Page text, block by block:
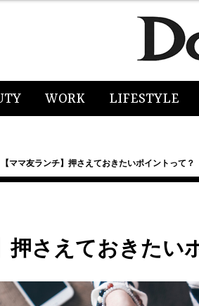
WORK LIFESTYLE
【ママ友ランチ】押さえておきたいポイントって？
押さえておきたい